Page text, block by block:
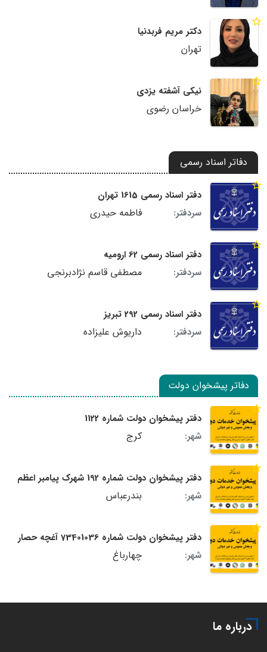
دکتر مریم فربدنیا
تهران
نیکی آشفته یزدی
خراسان رضوی
دفاتر اسناد رسمی
دفتر اسناد رسمی 1615 تهران
سردفتر:
فاطمه حیدری
دفتر اسناد رسمی 62 ارومیه
سردفتر:
مصطفی قاسم نژادبرنجی
دفتر اسناد رسمی 292 تبریز
سردفتر:
داریوش علیزاده
دفاتر پیشخوان دولت
دفتر پیشخوان دولت شماره 1122
شهر:
کرج
دفتر پیشخوان دولت شماره 192 شهرک پیامبر اعظم
شهر:
بندرعباس
دفتر پیشخوان دولت شماره 73401036 آغچه حصار
شهر:
چهارباغ
درباره ما